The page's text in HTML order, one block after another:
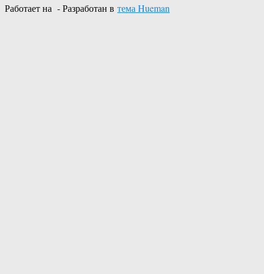
Работает на - Разработан в тема Hueman